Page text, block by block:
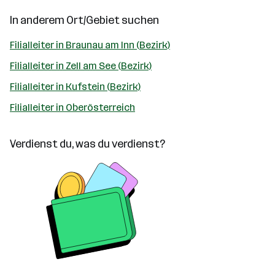
In anderem Ort/Gebiet suchen
Filialleiter in Braunau am Inn (Bezirk)
Filialleiter in Zell am See (Bezirk)
Filialleiter in Kufstein (Bezirk)
Filialleiter in Oberösterreich
Verdienst du, was du verdienst?